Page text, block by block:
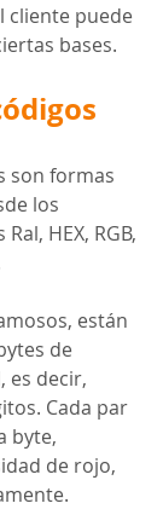
cliente puede
bases.
son formas
los
HEX, RGB,
están
de
es decir,
Cada par
byte,
de rojo,